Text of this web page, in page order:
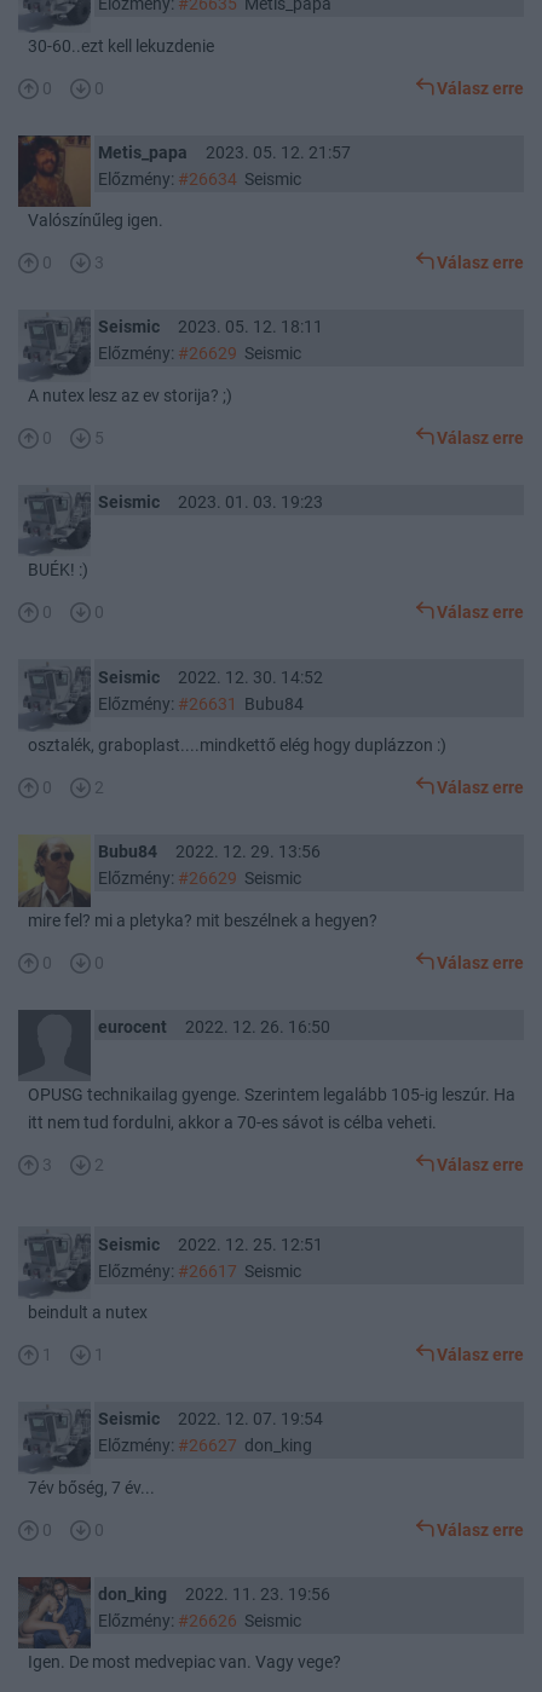
30-60..ezt kell lekuzdenie
0 0 Válasz erre
Metis_papa
2023. 05. 12. 21:57
Előzmény: #26634Seismic
Valószínűleg igen.
0 3 Válasz erre
Seismic
2023. 05. 12. 18:11
Előzmény: #26629 Seismic
A nutex lesz az ev storija? ;)
0 5 Válasz erre
Seismic 2023. 01. 03. 19:23
BUÉK! :)
0 0 Válasz erre
Seismic
2022. 12. 30. 14:52
Előzmény: #26631 Bubu84
osztalék, graboplast....mindkettő elég hogy duplázzon :)
0 2 Válasz erre
Bubu84
2022. 12. 29. 13:56
Előzmény: #26629 Seismic
mire fel? mi a pletyka? mit beszélnek a hegyen?
0 0 Válasz erre
eurocent 2022. 12. 26. 16:50
OPUSG technikailag gyenge. Szerintem legalább 105-ig leszúr. Ha
itt nem tud fordulni, akkor a 70-es sávot is célba veheti.
3 2 Válasz erre
Seismic
2022. 12. 25. 12:51
Előzmény: #26617 Seismic
beindult a nutex
1 1 Válasz erre
Seismic
2022. 12. 07. 19:54
Előzmény: #26627 don_king
7év bőség, 7 év...
0 0 Válasz erre
don_king
2022. 11. 23. 19:56
Előzmény: #26626 Seismic
Igen. De most medvepiac van. Vagy vege?